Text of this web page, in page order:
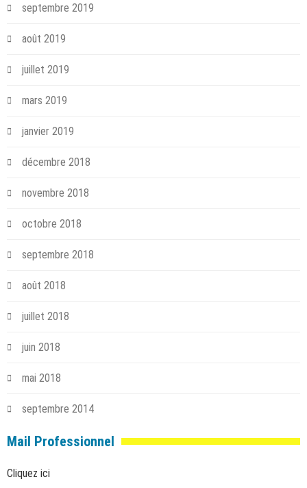
septembre 2019
août 2019
juillet 2019
mars 2019
janvier 2019
décembre 2018
novembre 2018
octobre 2018
septembre 2018
août 2018
juillet 2018
juin 2018
mai 2018
septembre 2014
Mail Professionnel
Cliquez ici